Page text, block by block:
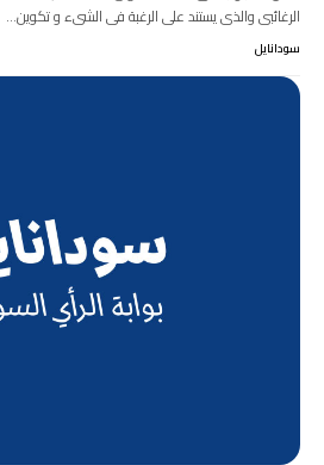
الرغائبى والذى يستند على الرغبة فى الشىء و تكوين…
سودانايل